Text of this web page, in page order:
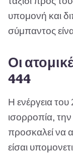
υπομονή και
σύμπαντος
Οι
444
Η ενέργεια
ισορροπία,
προσκαλεί να
είσαι